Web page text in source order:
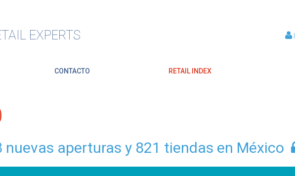
EXPERTS
CONTACTO RETAIL INDEX
aperturas y 821 tiendas en México